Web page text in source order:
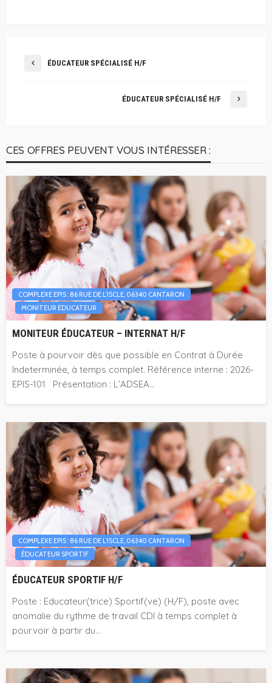
ÉDUCATEUR SPÉCIALISÉ H/F
ÉDUCATEUR SPÉCIALISÉ H/F
CES OFFRES PEUVENT VOUS INTÉRESSER :
COMPLEXE EPIS : 86 RUE DE L’ISCLE, 06340 CANTARON
MONITEUR EDUCATEUR
MONITEUR ÉDUCATEUR – INTERNAT H/F
Poste à pourvoir dès que possible en Contrat à Durée
Indeterminée, à temps complet. Référence interne : 2026-
EPIS-101 Présentation : L’ADSEA...
COMPLEXE EPIS : 86 RUE DE L’ISCLE, 06340 CANTARON
ÉDUCATEUR SPORTIF
ÉDUCATEUR SPORTIF H/F
Poste : Educateur(trice) Sportif(ve) (H/F), poste avec
anomalie du rythme de travail CDI à temps complet à
pourvoir à partir du...